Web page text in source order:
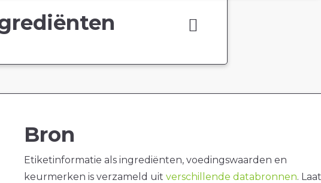
Bron
Etiketinformatie als ingrediënten, voedingswaarden en
keurmerken is verzameld uit verschillende databronnen.